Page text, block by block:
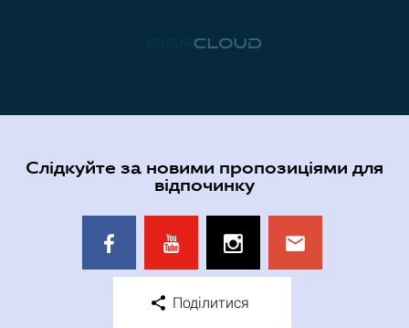
Слідкуйте за новими пропозиціями для
відпочинку
Поділитися